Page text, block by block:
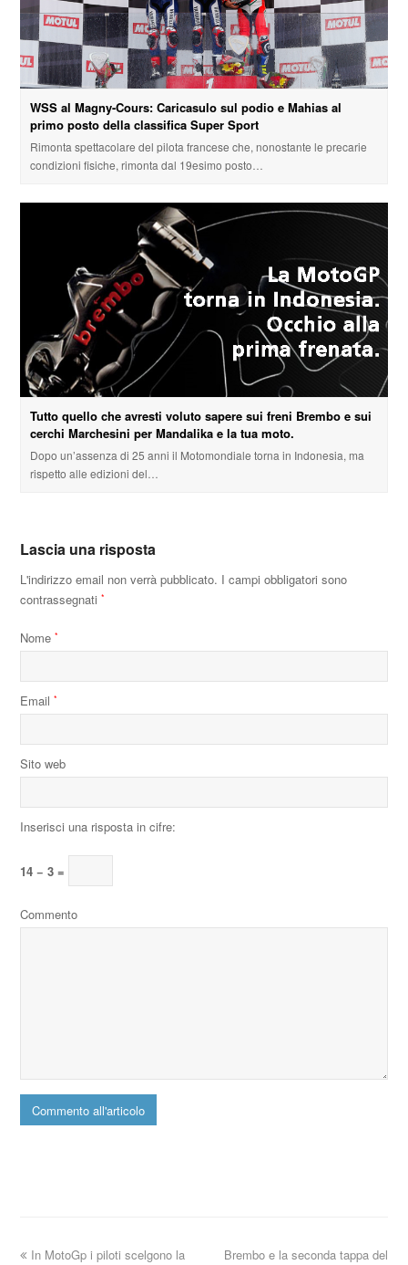
WSS al Magny-Cours: Caricasulo sul podio e Mahias al
primo posto della classifica Super Sport
Rimonta spettacolare del pilota francese che, nonostante le precarie
condizioni fisiche, rimonta dal 19esimo posto…
Tutto quello che avresti voluto sapere sui freni Brembo e sui
cerchi Marchesini per Mandalika e la tua moto.
Dopo un’assenza di 25 anni il Motomondiale torna in Indonesia, ma
rispetto alle edizioni del…
Lascia una risposta
L'indirizzo email non verrà pubblicato. I campi obbligatori sono
contrassegnati*
Nome*
Email*
Sito web
Inserisci una risposta in cifre:
14 − 3 =
Commento
Brembo e la seconda tappa del
In MotoGp i piloti scelgono la